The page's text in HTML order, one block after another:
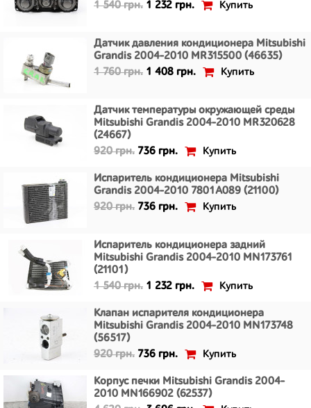
1 540 грн. 1 232 грн. Купить
Датчик давления кондиционера Mitsubishi
Grandis 2004-2010 MR315500 (46635)
1 760 грн. 1 408 грн. Купить
Датчик температуры окружающей среды
Mitsubishi Grandis 2004-2010 MR320628
(24667)
920 грн. 736 грн. Купить
Испаритель кондиционера Mitsubishi
Grandis 2004-2010 7801A089 (21100)
920 грн. 736 грн. Купить
Испаритель кондиционера задний
Mitsubishi Grandis 2004-2010 MN173761
(21101)
1 540 грн. 1 232 грн. Купить
Клапан испарителя кондиционера
Mitsubishi Grandis 2004-2010 MN173748
(56517)
920 грн. 736 грн. Купить
Корпус печки Mitsubishi Grandis 2004-
2010 MN166902 (62537)